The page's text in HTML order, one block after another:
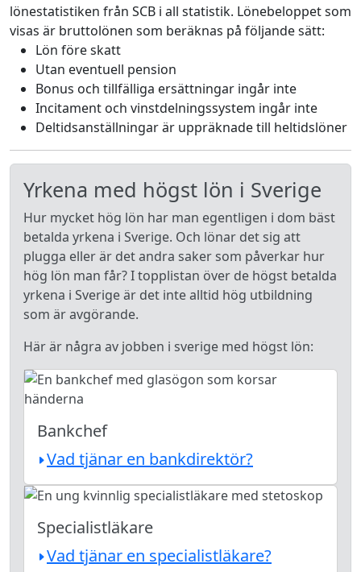
lönestatistiken från SCB i all statistik. Lönebeloppet som
visas är bruttolönen som beräknas på följande sätt:
Lön före skatt
Utan eventuell pension
Bonus och tillfälliga ersättningar ingår inte
Incitament och vinstdelningssystem ingår inte
Deltidsanställningar är uppräknade till heltidslöner
Yrkena med högst lön i Sverige
Hur mycket hög lön har man egentligen i dom bäst
betalda yrkena i Sverige. Och lönar det sig att
plugga eller är det andra saker som påverkar hur
hög lön man får? I topplistan över de högst betalda
yrkena i Sverige är det inte alltid hög utbildning
som är avgörande.
Här är några av jobben i sverige med högst lön:
Bankchef
Vad tjänar en bankdirektör?
Specialistläkare
Vad tjänar en specialistläkare?